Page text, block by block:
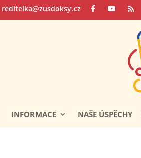
reditelka@zusdoksy.cz
INFORMACE NAŠE ÚSPĚCHY